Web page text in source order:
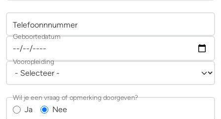
Telefoonnnummer
Geboortedatum
Vooropleiding
Ja Nee
Wil je een vraag of opmerking doorgeven?